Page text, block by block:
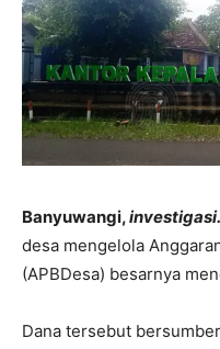
Banyuwangi,
desa mengelola
(APBDesa) besarnya
Dana tersebut